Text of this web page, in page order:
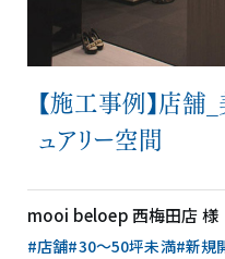
【施工事例】店舗
ュアリー空間
mooi beloep 西梅田店 様
#店舗#30〜50坪未満#新規